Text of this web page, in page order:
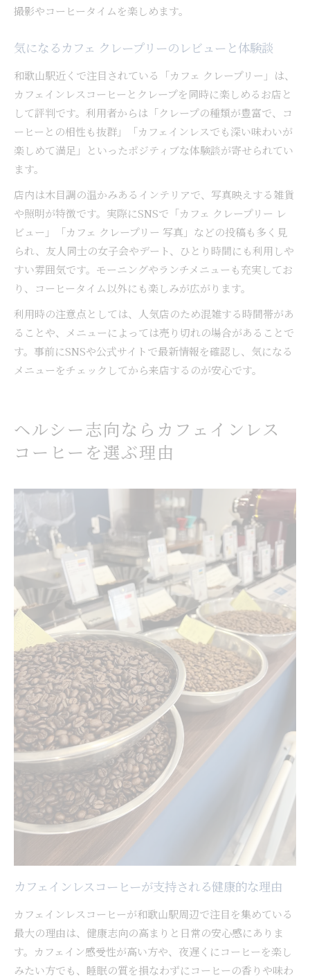
撮影やコーヒータイムを楽しめます。
気になるカフェ クレープリーのレビューと体験談
和歌山駅近くで注目されている「カフェ クレープリー」は、
カフェインレスコーヒーとクレープを同時に楽しめるお店と
して評判です。利用者からは「クレープの種類が豊富で、コ
ーヒーとの相性も抜群」「カフェインレスでも深い味わいが
楽しめて満足」といったポジティブな体験談が寄せられてい
ます。
店内は木目調の温かみあるインテリアで、写真映えする雑貨
や照明が特徴です。実際にSNSで「カフェ クレープリー レ
ビュー」「カフェ クレープリー 写真」などの投稿も多く見
られ、友人同士の女子会やデート、ひとり時間にも利用しや
すい雰囲気です。モーニングやランチメニューも充実してお
り、コーヒータイム以外にも楽しみが広がります。
利用時の注意点としては、人気店のため混雑する時間帯があ
ることや、メニューによっては売り切れの場合があることで
す。事前にSNSや公式サイトで最新情報を確認し、気になる
メニューをチェックしてから来店するのが安心です。
ヘルシー志向ならカフェインレス
コーヒーを選ぶ理由
カフェインレスコーヒーが支持される健康的な理由
カフェインレスコーヒーが和歌山駅周辺で注目を集めている
最大の理由は、健康志向の高まりと日常の安心感にありま
す。カフェイン感受性が高い方や、夜遅くにコーヒーを楽し
みたい方でも、睡眠の質を損なわずにコーヒーの香りや味わ